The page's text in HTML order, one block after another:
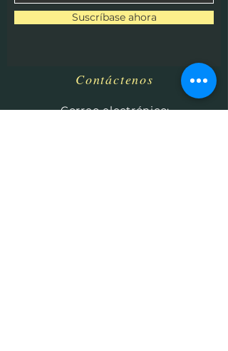
Suscríbase ahora
Contáctenos
​Correo electrónico: